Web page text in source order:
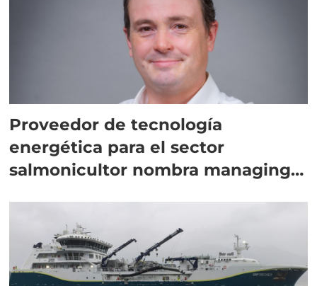
Proveedor de tecnología
energética para el sector
salmonicultor nombra managing